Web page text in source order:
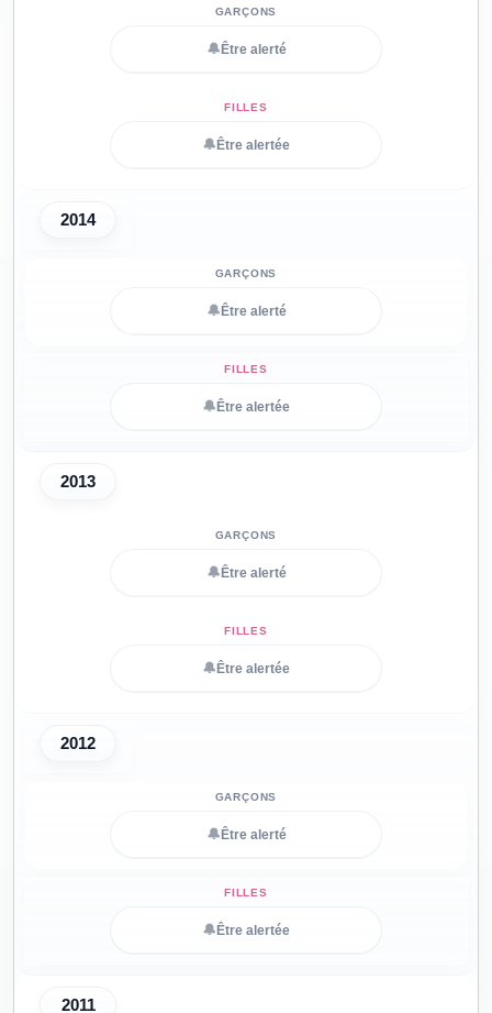
🔔 Être alerté
🔔 Être alertée
2014
🔔 Être alerté
🔔 Être alertée
2013
🔔 Être alerté
🔔 Être alertée
2012
🔔 Être alerté
🔔 Être alertée
2011